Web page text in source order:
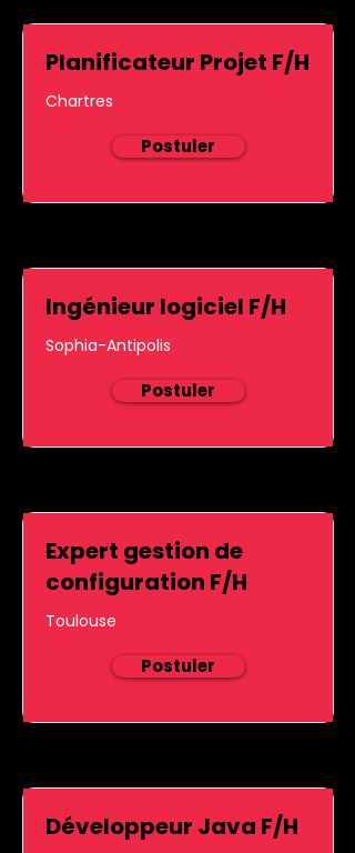
Planificateur Projet F/H
Chartres
Postuler
Ingénieur logiciel F/H
Sophia-Antipolis
Postuler
Expert gestion de
configuration F/H
Toulouse
Postuler
Développeur Java F/H